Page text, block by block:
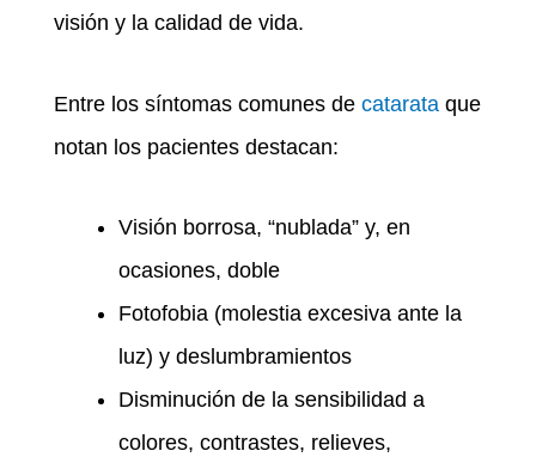
visión y la calidad de vida.
Entre los síntomas comunes de catarata que
notan los pacientes destacan:
Visión borrosa, “nublada” y, en
ocasiones, doble
Fotofobia (molestia excesiva ante la
luz) y deslumbramientos
Disminución de la sensibilidad a
colores, contrastes, relieves,